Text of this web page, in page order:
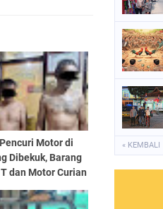
Motor di
Dibekuk, Barang
dan Motor Curian
« KEMBALI